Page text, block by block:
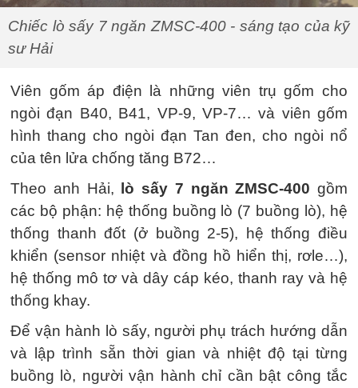
Chiếc lò sấy 7 ngăn ZMSC-400 - sáng tạo của kỹ
sư Hải
Viên gốm áp điện là những viên trụ gốm cho
ngòi đạn B40, B41, VP-9, VP-7… và viên gốm
hình thang cho ngòi đạn Tan đen, cho ngòi nổ
của tên lửa chống tăng B72…
Theo anh Hải, lò sấy 7 ngăn ZMSC-400 gồm
các bộ phận: hệ thống buồng lò (7 buồng lò), hệ
thống thanh đốt (ở buồng 2-5), hệ thống điều
khiển (sensor nhiệt và đồng hồ hiển thị, rơle…),
hệ thống mô tơ và dây cáp kéo, thanh ray và hệ
thống khay.
Để vận hành lò sấy, người phụ trách hướng dẫn
và lập trình sẵn thời gian và nhiệt độ tại từng
buồng lò, người vận hành chỉ cần bật công tắc